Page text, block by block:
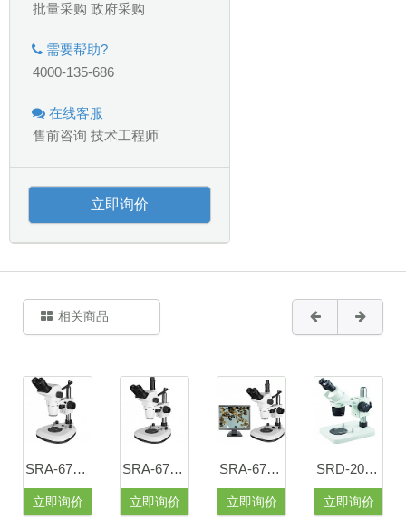
批量采购 政府采购
需要帮助?
4000-135-686
在线客服
售前咨询 技术工程师
立即询价
相关商品
SRA-6745双目连续变倍体视显微镜
立即询价
SRA-6745A三目连续变倍体视显微镜
立即询价
SRA-6745SZ摄像三目连续变倍体视显微镜
立即询价
SRD-2040双目定倍体视显微镜
立即询价